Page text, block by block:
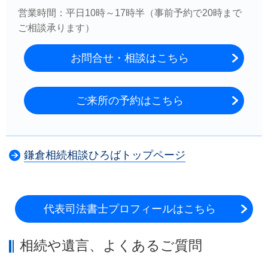
営業時間：平日10時～17時半（事前予約で20時まで
ご相談承ります）
お問合せ・相談はこちら
ご来所の予約はこちら
鎌倉相続相談ひろばトップページ
代表司法書士プロフィールはこちら
相続や遺言、よくあるご質問